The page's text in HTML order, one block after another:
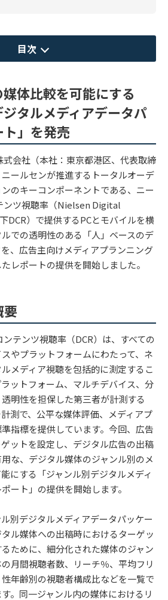
目次
体比較を可能にする
ジタルメディアデータパ
」を発売
式会社（本社：東京都港区、代表取締
ールセンが推進するトータルオーデ
のキーコンポーネントである、ニー
ンツ視聴率（Nielsen Digital
DCR）で提供するPCとモバイルを横
での透明性のある「人」ベースのデ
、広告主向けメディアプランニング
レポートの提供を開始しました。
要
テンツ視聴率（DCR）は、すべての
やプラットフォームにわたって、ネ
メディア視聴を包括的に測定するこ
ットフォーム、マルチデバイス、分
明性を担保した第三者が計測する
計測で、公平な媒体評価、メディアプ
指標を提供しています。今回、広告
ットを設定し、デジタル広告の出稿
な、デジタル媒体のジャンル別のメ
にする「ジャンル別デジタルメディ
ート」の提供を開始します。
別デジタルメディアデータパッケー
ル媒体への出稿時におけるターゲッ
ために、細分化された媒体のジャン
月間視聴者数、リーチ％、平均フリ
年齢別の視聴者構成比などを一覧で
。同一ジャンル内の媒体におけるリ